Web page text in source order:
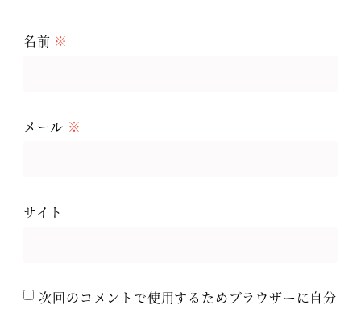
名前 ※
メール ※
サイト
次回のコメントで使用するためブラウザーに自分